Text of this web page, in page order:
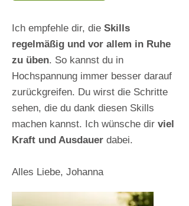
Ich empfehle dir, die Skills
regelmäßig und vor allem in Ruhe
zu üben. So kannst du in
Hochspannung immer besser darauf
zurückgreifen. Du wirst die Schritte
sehen, die du dank diesen Skills
machen kannst. Ich wünsche dir viel
Kraft und Ausdauer dabei.
Alles Liebe, Johanna